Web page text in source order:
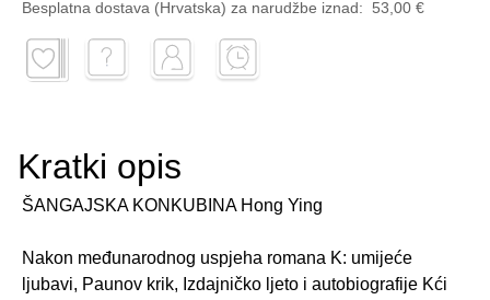
Besplatna dostava (Hrvatska) za narudžbe iznad: 53,00 €
Kratki opis
ŠANGAJSKA KONKUBINA Hong Ying
Nakon međunarodnog uspjeha romana K: umijeće
ljubavi, Paunov krik, Izdajničko ljeto i autobiografije Kći